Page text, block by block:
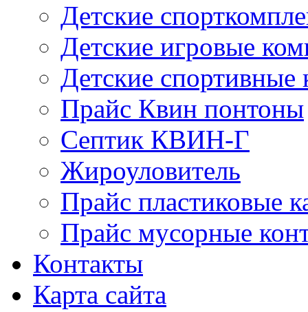
Детские
Детские игровые
Детские спортивные
Прайс Квин понтоны
Септик КВИН-Г
Жироуловитель
Прайс пластиковые
Прайс мусорные
Контакты
Карта сайта